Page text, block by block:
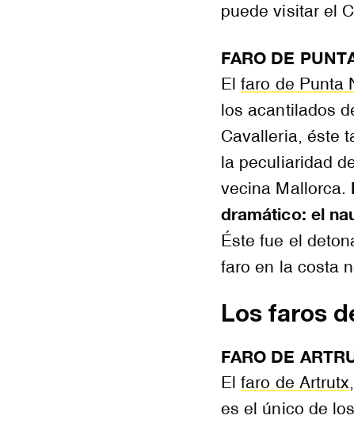
puede visitar el
FARO DE
Elfaro de Punta
los acantilados
Cavalleria, éste
la peculiaridad
vecina Mallorca.
dramático: el
Éste fue el
faro en la costa
Los faros
FARO DE
Elfaro de Artrutx
es el único de